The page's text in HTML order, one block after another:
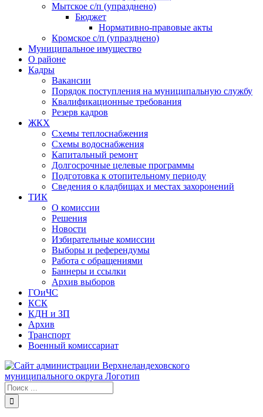
Мытское с/п (упразднено)
Бюджет
Нормативно-правовые акты
Кромское с/п (упразднено)
Муниципальное имущество
О районе
Кадры
Вакансии
Порядок поступления на муниципальную службу
Квалификационные требования
Резерв кадров
ЖКХ
Схемы теплоснабжения
Схемы водоснабжения
Капитальный ремонт
Долгосрочные целевые программы
Подготовка к отопительному периоду
Сведения о кладбищах и местах захоронений
ТИК
О комиссии
Решения
Новости
Избирательные комиссии
Выборы и референдумы
Работа с обращениями
Баннеры и ссылки
Архив выборов
ГОиЧС
КСК
КДН и ЗП
Архив
Транспорт
Военный комиссариат
Результат
поиска: